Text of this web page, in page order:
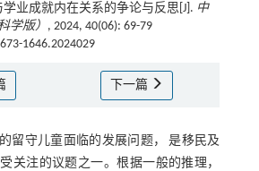
业成就内在关系的争论与反思[J]. 中
学版） , 2024, 40(06): 69-79
1646.2024029
下一篇
留守儿童面临的发展问题， 是移民及
关注的议题之一。根据一般的推理，